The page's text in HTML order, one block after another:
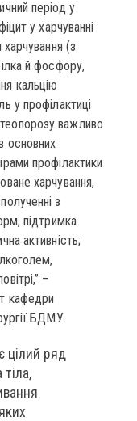
період у
у харчуванні
харчування (з
й фосфору,
кальцію
у профілактиці
важливо
основних
профілактики
харчування,
з
підтримка
активність;
–
кафедри
БДМУ.
цілий ряд